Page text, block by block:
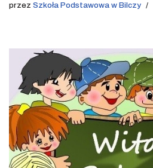
przez Szkoła Podstawowa w Bilczy